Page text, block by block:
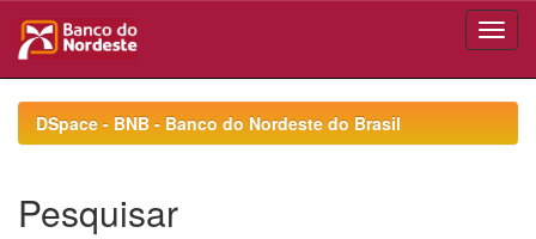
navigationDSpace - BNB - Banco do Nordeste do Brasil
Pesquisar